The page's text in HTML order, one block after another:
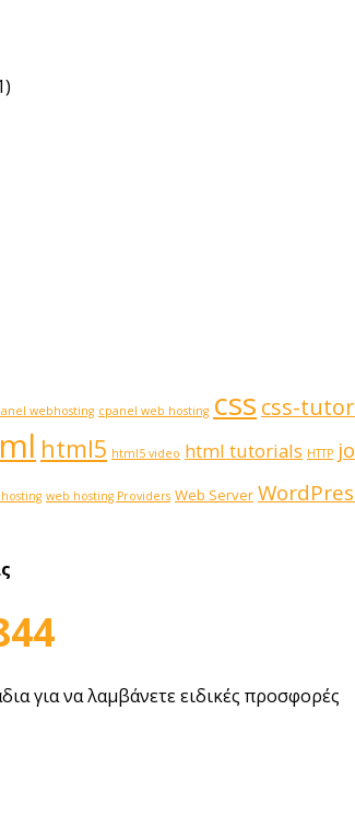
webhosting cpanel web hosting css css-
html5 html5 video html tutorials HTTP
web hosting Providers Web Server
για να λαμβάνετε ειδικές προσφορές